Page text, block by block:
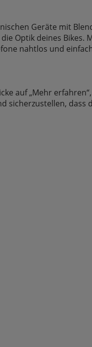
Geräte mit
Optik deines Bikes.
nahtlos und
auf „Mehr
sicherzustellen, dass